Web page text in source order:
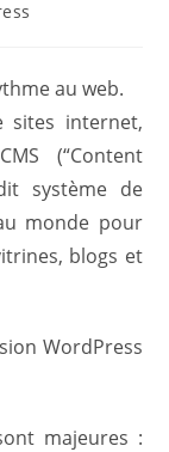
au web.
sites internet,
(“Content
système de
monde pour
blogs et
WordPress
majeures :